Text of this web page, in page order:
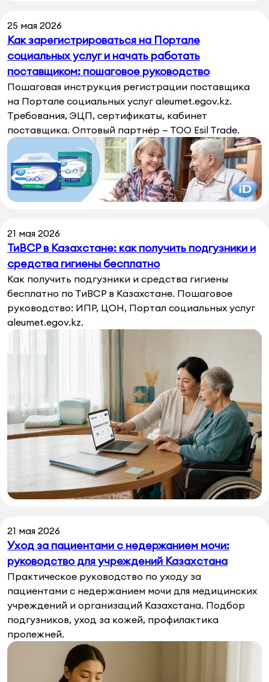
25 мая 2026
Как зарегистрироваться на Портале
социальных услуг и начать работать
поставщиком: пошаговое руководство
Пошаговая инструкция регистрации поставщика
на Портале социальных услуг aleumet.egov.kz.
Требования, ЭЦП, сертификаты, кабинет
поставщика. Оптовый партнёр — ТОО Esil Trade.
21 мая 2026
ТиВСР в Казахстане: как получить подгузники и
средства гигиены бесплатно
Как получить подгузники и средства гигиены
бесплатно по ТиВСР в Казахстане. Пошаговое
руководство: ИПР, ЦОН, Портал социальных услуг
aleumet.egov.kz.
21 мая 2026
Уход за пациентами с недержанием мочи:
руководство для учреждений Казахстана
Практическое руководство по уходу за
пациентами с недержанием мочи для медицинских
учреждений и организаций Казахстана. Подбор
подгузников, уход за кожей, профилактика
пролежней.